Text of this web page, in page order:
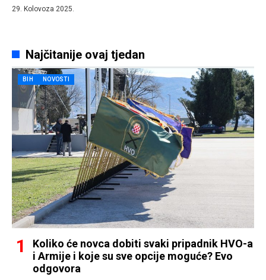
29. Kolovoza 2025.
Najčitanije ovaj tjedan
BIH NOVOSTI
Koliko će novca dobiti svaki pripadnik HVO-a
i Armije i koje su sve opcije moguće? Evo
odgovora